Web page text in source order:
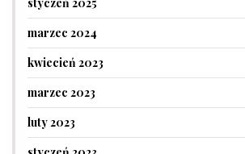
marzec 2024
kwiecień 2023
marzec 2023
luty 2023